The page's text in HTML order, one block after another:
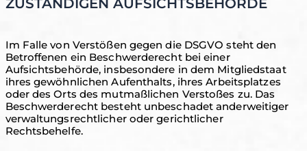
ZUSTÄNDIGEN AUFSICHTSBEHÖRDE
Im Falle von Verstößen gegen die DSGVO steht den
Betroffenen ein Beschwerderecht bei einer
Aufsichtsbehörde, insbesondere in dem Mitgliedstaat
ihres gewöhnlichen Aufenthalts, ihres Arbeitsplatzes
oder des Orts des mutmaßlichen Verstoßes zu. Das
Beschwerderecht besteht unbeschadet anderweitiger
verwaltungsrechtlicher oder gerichtlicher
Rechtsbehelfe.